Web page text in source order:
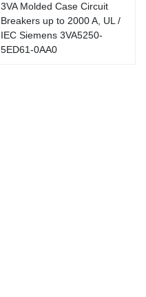
3VA Molded Case Circuit
Breakers up to 2000 A, UL /
IEC Siemens 3VA5250-
5ED61-0AA0